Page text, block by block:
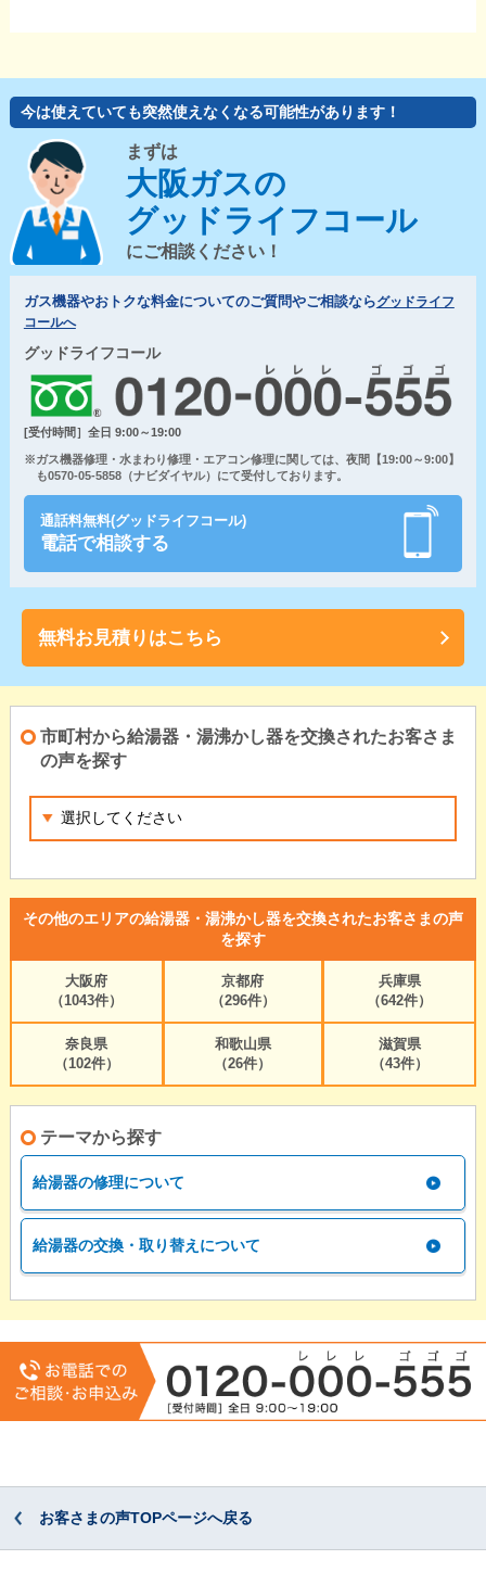
今は使えていても突然使えなくなる可能性があります！
まずは
大阪ガスの
グッドライフコール
にご相談ください！
ガス機器やおトクな料金についてのご質問やご相談ならグッドライフ
コールへ
グッドライフコール
[受付時間］全日 9:00～19:00
※ガス機器修理・水まわり修理・エアコン修理に関しては、夜間【19:00～9:00】
も0570-05-5858（ナビダイヤル）にて受付しております。
通話料無料(グッドライフコール)
電話で相談する
無料お見積りはこちら
市町村から給湯器・湯沸かし器を交換されたお客さま
の声を探す
その他のエリアの給湯器・湯沸かし器を交換されたお客さまの声
を探す
大阪府
（1043件）
京都府
（296件）
兵庫県
（642件）
奈良県
（102件）
和歌山県
（26件）
滋賀県
（43件）
テーマから探す
給湯器の修理について
給湯器の交換・取り替えについて
お客さまの声TOPページへ戻る